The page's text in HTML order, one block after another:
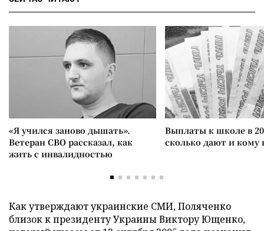
«Я учился заново дышать».
Ветеран СВО рассказал, как
жить с инвалидностью
Выплаты к школе в
сколько дают и
Как утверждают украинские СМИ, Поляченко
близок к президенту Украины Виктору Ющенко,